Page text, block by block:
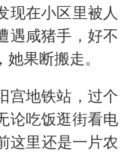
现在小区里被人
遇咸猪手，好不
果断搬走。
宫地铁站，过个
论吃饭逛街看电
这里还是一片农